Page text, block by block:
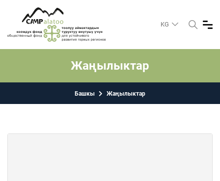
KG
Жаңылыктар
Башкы Жаңылыктар